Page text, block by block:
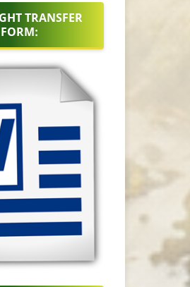
TRANSFER
FORM: